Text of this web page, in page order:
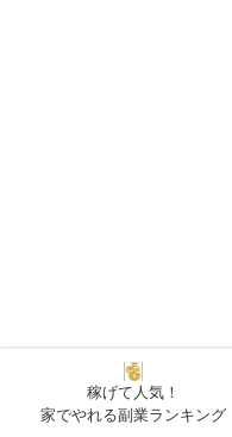
稼げて人気！
家でやれる副業ランキング